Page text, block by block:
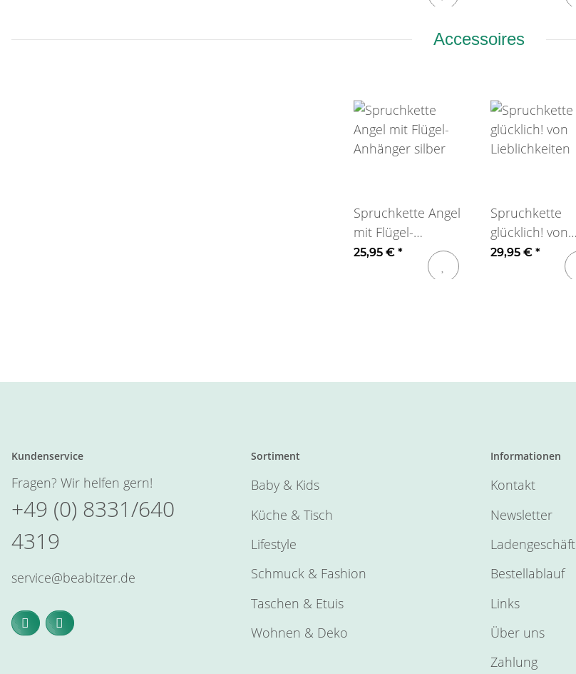
Accessoires
Spruchkette Angel
mit Flügel-
Anhänger silber
25,95 € *
Spruchkette
glücklich! von
Lieblichkeiten
29,95 € *
Kundenservice
Fragen? Wir helfen gern!
+49 (0) 8331/640
4319
service@beabitzer.de
Sortiment
Baby & Kids
Küche & Tisch
Lifestyle
Schmuck & Fashion
Taschen & Etuis
Wohnen & Deko
Informationen
Kontakt
Newsletter
Ladengeschäft
Bestellablauf
Links
Über uns
Zahlung